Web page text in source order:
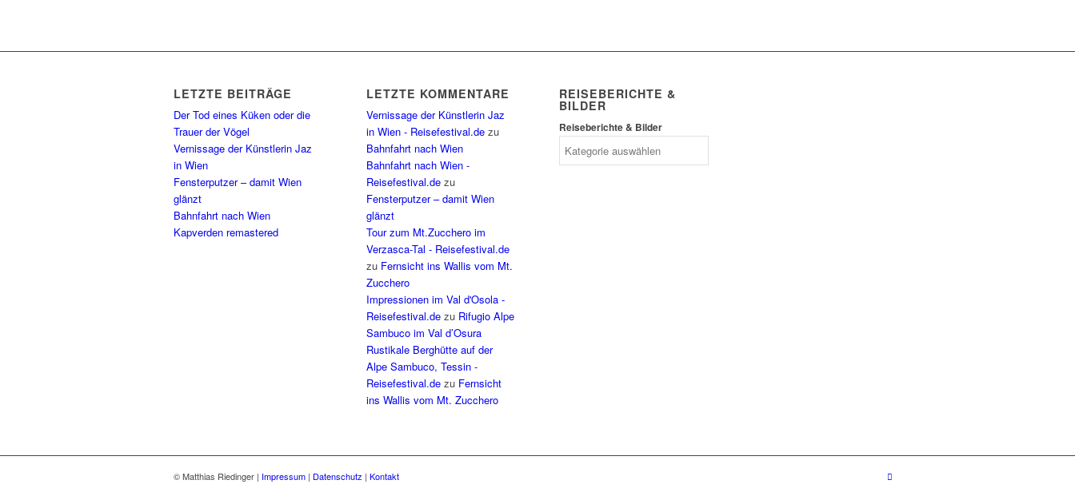
LETZTE BEITRÄGE
Der Tod eines Küken oder die
Trauer der Vögel
Vernissage der Künstlerin Jaz
in Wien
Fensterputzer – damit Wien
glänzt
Bahnfahrt nach Wien
Kapverden remastered
LETZTE KOMMENTARE
Vernissage der Künstlerin Jaz
in Wien - Reisefestival.de zu
Bahnfahrt nach Wien
Bahnfahrt nach Wien -
Reisefestival.de zu
Fensterputzer – damit Wien
glänzt
Tour zum Mt.Zucchero im
Verzasca-Tal - Reisefestival.de
zu Fernsicht ins Wallis vom Mt.
Zucchero
Impressionen im Val d'Osola -
Reisefestival.de zu Rifugio Alpe
Sambuco im Val d’Osura
Rustikale Berghütte auf der
Alpe Sambuco, Tessin -
Reisefestival.de zu Fernsicht
ins Wallis vom Mt. Zucchero
REISEBERICHTE &
BILDER
Reiseberichte & Bilder
© Matthias Riedinger | Impressum | Datenschutz | Kontakt